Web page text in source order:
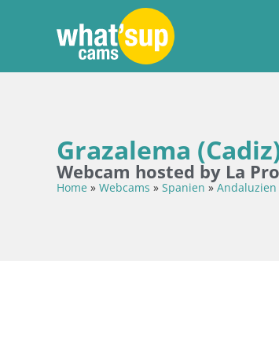
Grazalema
Webcam hosted by La
Home » Webcams » Spanien »Andaluzien